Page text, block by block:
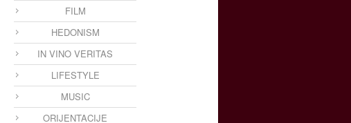
FILM
HEDONISM
IN VINO VERITAS
LIFESTYLE
MUSIC
ORIJENTACIJE